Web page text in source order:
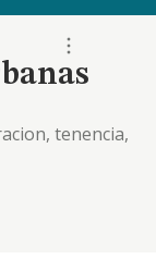
tenencia,
de
2. la
y